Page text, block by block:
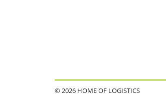
© 2026 HOME OF LOGISTICS